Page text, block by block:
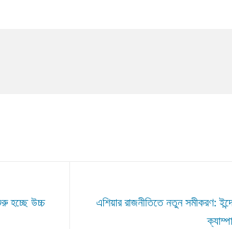
হচ্ছে উচ্চ
এশিয়ার রাজনীতিতে নতুন সমীকরণ: